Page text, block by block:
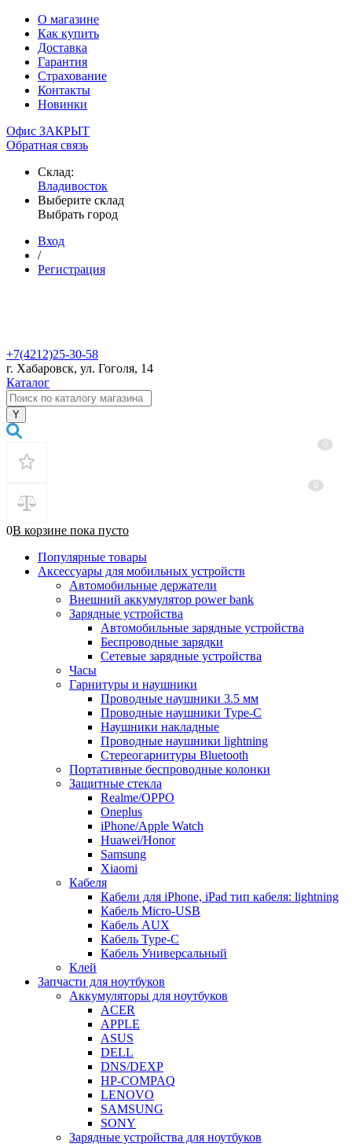
О магазине
Как купить
Доставка
Гарантия
Страхование
Контакты
Новинки
Офис ЗАКРЫТ
Обратная связь
Склад:
Владивосток
Выберите склад
Выбрать город
Вход
/
Регистрация
+7(4212)25-30-58
г. Хабаровск, ул. Гоголя, 14
Каталог
0В корзине пока пусто
Популярные товары
Аксессуары для мобильных устройств
Автомобильные держатели
Внешний аккумулятор power bank
Зарядные устройства
Автомобильные зарядные устройства
Беспроводные зарядки
Сетевые зарядные устройства
Часы
Гарнитуры и наушники
Проводные наушники 3.5 мм
Проводные наушники Type-C
Наушники накладные
Проводные наушники lightning
Стереогарнитуры Bluetooth
Портативные беспроводные колонки
Защитные стекла
Realme/OPPO
Oneplus
iPhone/Apple Watch
Huawei/Honor
Samsung
Xiaomi
Кабеля
Кабели для iPhone, iPad тип кабеля: lightning
Кабель Micro-USB
Кабель AUX
Кабель Type-C
Кабель Универсальный
Клей
Запчасти для ноутбуков
Аккумуляторы для ноутбуков
ACER
APPLE
ASUS
DELL
DNS/DEXP
HP-COMPAQ
LENOVO
SAMSUNG
SONY
Зарядные устройства для ноутбуков